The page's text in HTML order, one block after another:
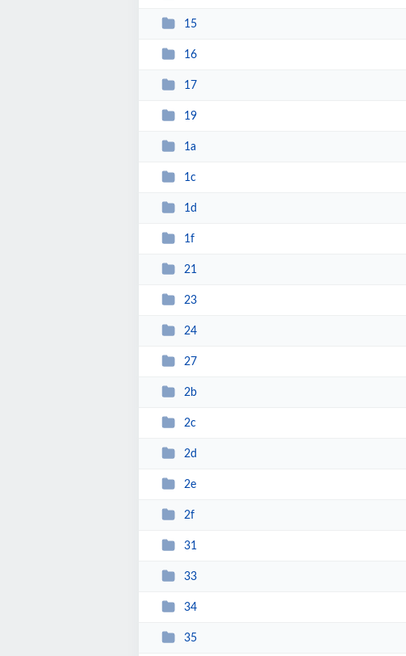
15
16
17
19
1a
1c
1d
1f
21
23
24
27
2b
2c
2d
2e
2f
31
33
34
35